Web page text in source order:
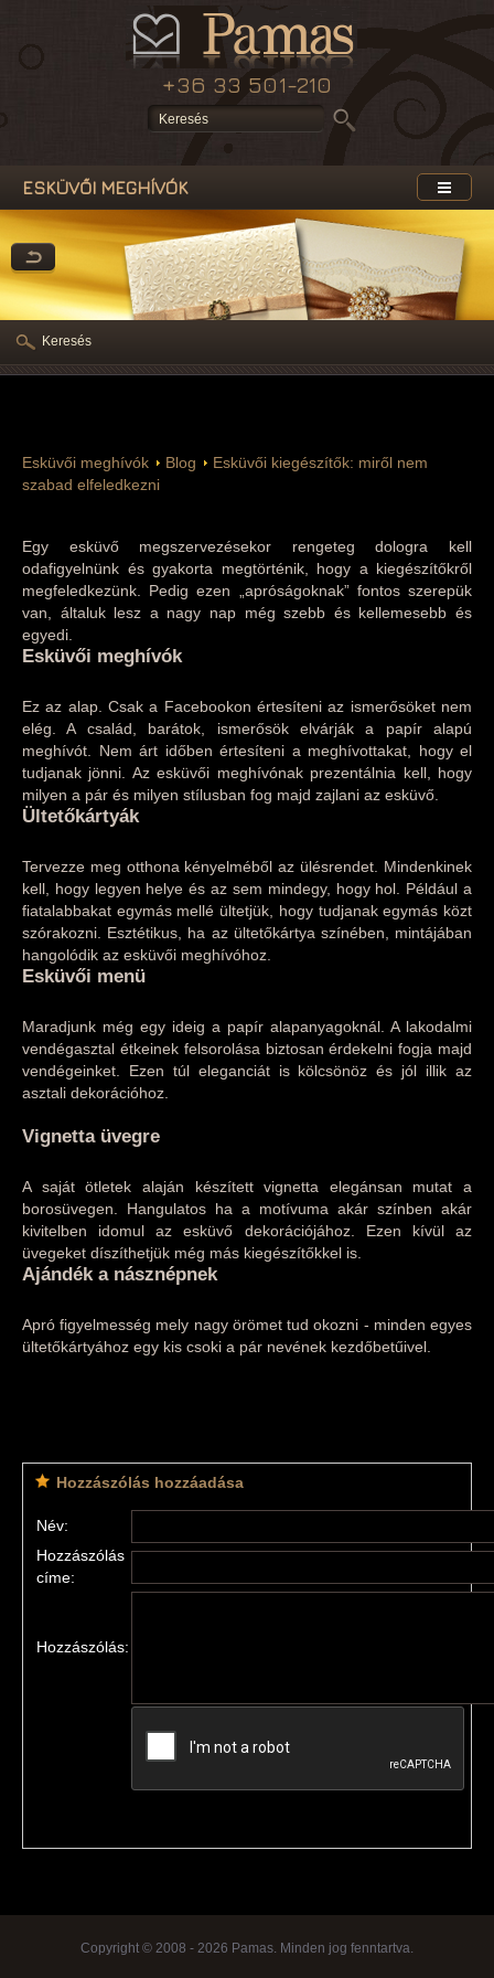
+36 33 501-210
ESKÜVŐI MEGHÍVÓK
Esküvői meghívók Blog
Esküvői kiegészítők: miről nem
szabad elfeledkezni
Egy esküvő megszervezésekor rengeteg dologra kell
odafigyelnünk és gyakorta megtörténik, hogy a kiegészítőkről
megfeledkezünk. Pedig ezen „apróságoknak” fontos szerepük
van, általuk lesz a nagy nap még szebb és kellemesebb és
egyedi.
Esküvői meghívók
Ez az alap. Csak a Facebookon értesíteni az ismerősöket nem
elég. A család, barátok, ismerősök elvárják a papír alapú
meghívót. Nem árt időben értesíteni a meghívottakat, hogy el
tudjanak jönni. Az esküvői meghívónak prezentálnia kell, hogy
milyen a pár és milyen stílusban fog majd zajlani az esküvő.
Ültetőkártyák
Tervezze meg otthona kényelméből az ülésrendet. Mindenkinek
kell, hogy legyen helye és az sem mindegy, hogy hol. Például a
fiatalabbakat egymás mellé ültetjük, hogy tudjanak egymás közt
szórakozni. Esztétikus, ha az ültetőkártya színében, mintájában
hangolódik az esküvői meghívóhoz.
Esküvői menü
Maradjunk még egy ideig a papír alapanyagoknál. A lakodalmi
vendégasztal étkeinek felsorolása biztosan érdekelni fogja majd
vendégeinket. Ezen túl eleganciát is kölcsönöz és jól illik az
asztali dekorációhoz.
Vignetta üvegre
A saját ötletek alaján készített vignetta elegánsan mutat a
borosüvegen. Hangulatos ha a motívuma akár színben akár
kivitelben idomul az esküvő dekorációjához. Ezen kívül az
üvegeket díszíthetjük még más kiegészítőkkel is.
Ajándék a násznépnek
Apró figyelmesség mely nagy örömet tud okozni - minden egyes
ültetőkártyához egy kis csoki a pár nevének kezdőbetűivel.
Hozzászólás hozzáadása
Név:
Hozzászólás
címe:
Hozzászólás:
Keresés
Copyright © 2008 - 2026 Pamas. Minden jog fenntartva.